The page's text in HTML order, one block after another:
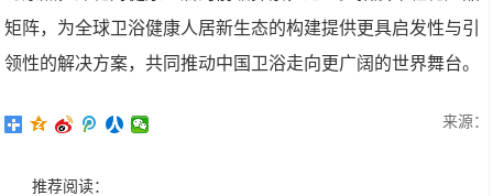
矩阵，为全球卫浴健康人居新生态的构建提供更具启发性与引
领性的解决方案，共同推动中国卫浴走向更广阔的世界舞台。
来源：
推荐阅读：